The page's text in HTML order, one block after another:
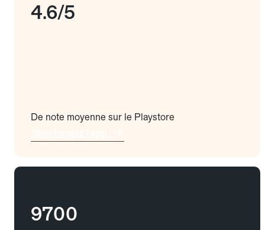
4.6/5
De note moyenne sur le Playstore
9700